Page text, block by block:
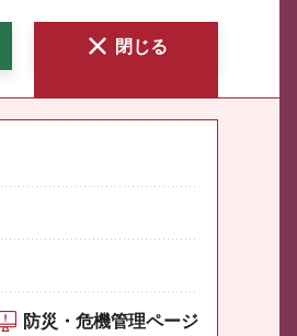
閉じる
防災・危機管理ページ